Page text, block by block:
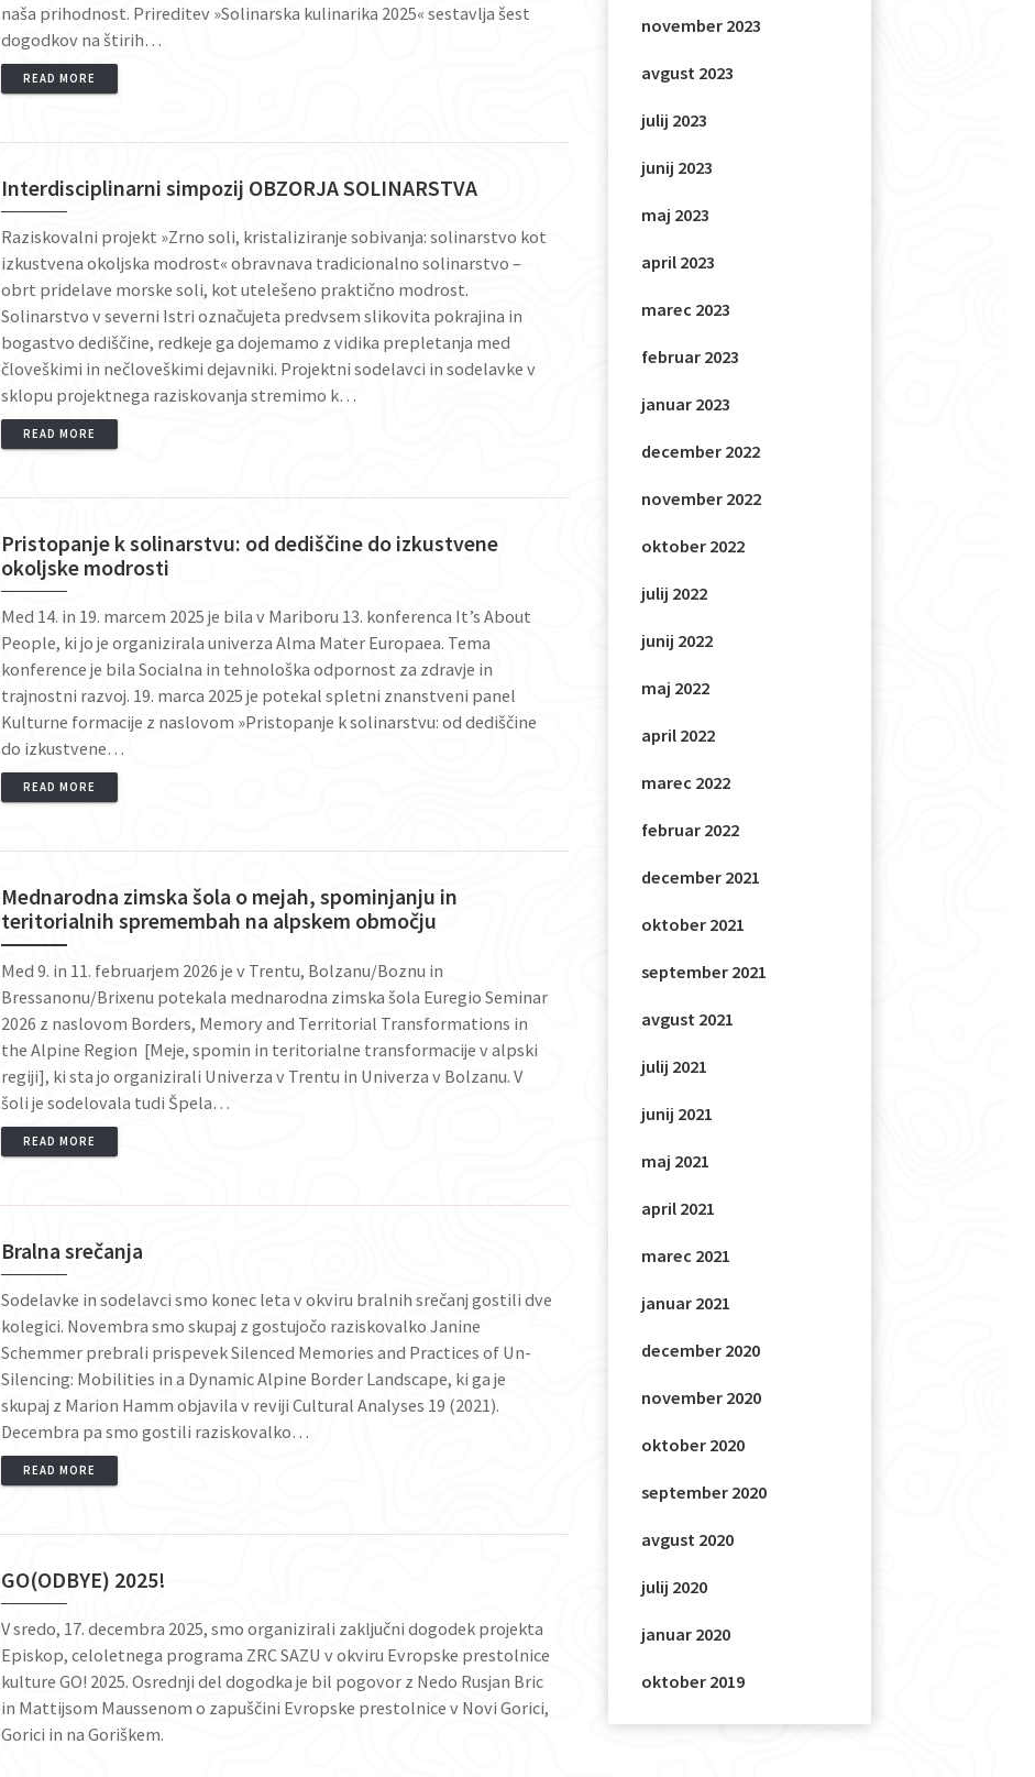
naša prihodnost. Prireditev »Solinarska kulinarika 2025« sestavlja šest
dogodkov na štirih…
READ MORE
Interdisciplinarni simpozij OBZORJA SOLINARSTVA
Raziskovalni projekt »Zrno soli, kristaliziranje sobivanja: solinarstvo kot
izkustvena okoljska modrost« obravnava tradicionalno solinarstvo –
obrt pridelave morske soli, kot utelešeno praktično modrost.
Solinarstvo v severni Istri označujeta predvsem slikovita pokrajina in
bogastvo dediščine, redkeje ga dojemamo z vidika prepletanja med
človeškimi in nečloveškimi dejavniki. Projektni sodelavci in sodelavke v
sklopu projektnega raziskovanja stremimo k…
READ MORE
Pristopanje k solinarstvu: od dediščine do izkustvene
okoljske modrosti
Med 14. in 19. marcem 2025 je bila v Mariboru 13. konferenca It’s About
People, ki jo je organizirala univerza Alma Mater Europaea. Tema
konference je bila Socialna in tehnološka odpornost za zdravje in
trajnostni razvoj. 19. marca 2025 je potekal spletni znanstveni panel
Kulturne formacije z naslovom »Pristopanje k solinarstvu: od dediščine
do izkustvene…
READ MORE
Mednarodna zimska šola o mejah, spominjanju in
teritorialnih spremembah na alpskem območju
Med 9. in 11. februarjem 2026 je v Trentu, Bolzanu/Boznu in
Bressanonu/Brixenu potekala mednarodna zimska šola Euregio Seminar
2026 z naslovom Borders, Memory and Territorial Transformations in
the Alpine Region [Meje, spomin in teritorialne transformacije v alpski
regiji], ki sta jo organizirali Univerza v Trentu in Univerza v Bolzanu. V
šoli je sodelovala tudi Špela…
READ MORE
Bralna srečanja
Sodelavke in sodelavci smo konec leta v okviru bralnih srečanj gostili dve
kolegici. Novembra smo skupaj z gostujočo raziskovalko Janine
Schemmer prebrali prispevek Silenced Memories and Practices of Un-
Silencing: Mobilities in a Dynamic Alpine Border Landscape, ki ga je
skupaj z Marion Hamm objavila v reviji Cultural Analyses 19 (2021).
Decembra pa smo gostili raziskovalko…
READ MORE
GO(ODBYE) 2025!
V sredo, 17. decembra 2025, smo organizirali zaključni dogodek projekta
Episkop, celoletnega programa ZRC SAZU v okviru Evropske prestolnice
kulture GO! 2025. Osrednji del dogodka je bil pogovor z Nedo Rusjan Bric
in Mattijsom Maussenom o zapuščini Evropske prestolnice v Novi Gorici,
Gorici in na Goriškem.
november 2023
avgust 2023
julij 2023
junij 2023
maj 2023
april 2023
marec 2023
februar 2023
januar 2023
december 2022
november 2022
oktober 2022
julij 2022
junij 2022
maj 2022
april 2022
marec 2022
februar 2022
december 2021
oktober 2021
september 2021
avgust 2021
julij 2021
junij 2021
maj 2021
april 2021
marec 2021
januar 2021
december 2020
november 2020
oktober 2020
september 2020
avgust 2020
julij 2020
januar 2020
oktober 2019